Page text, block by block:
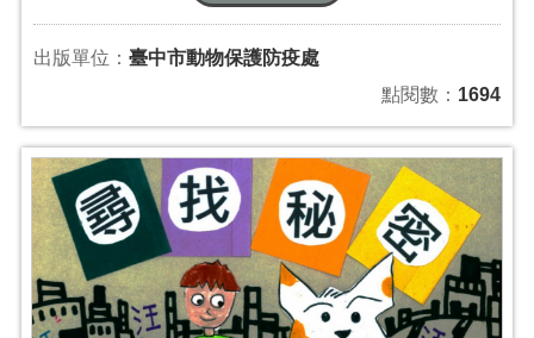
出版單位： 臺中市動物保護防疫處
點閱數： 1694